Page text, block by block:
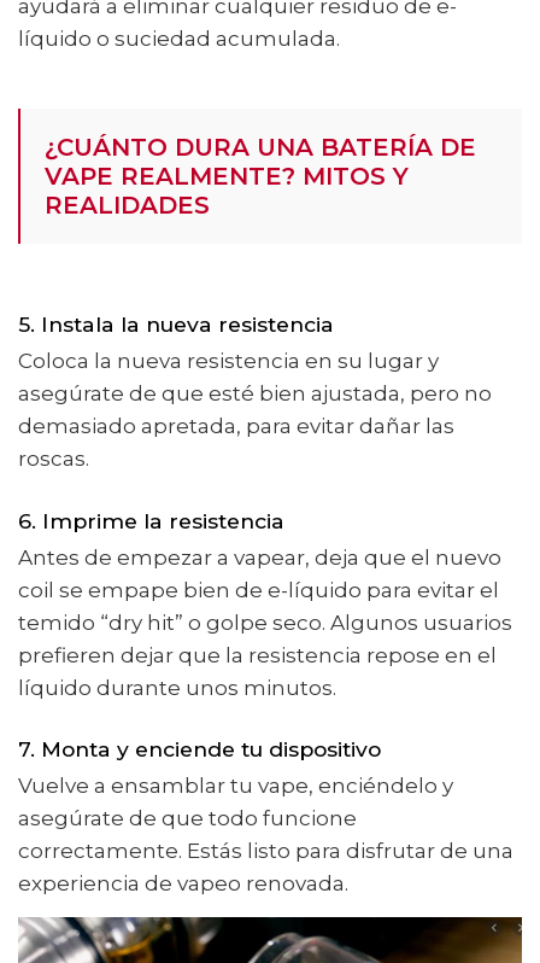
ayudará a eliminar cualquier residuo de e-
líquido o suciedad acumulada.
¿CUÁNTO DURA UNA BATERÍA DE
VAPE REALMENTE? MITOS Y
REALIDADES
5. Instala la nueva resistencia
Coloca la nueva resistencia en su lugar y
asegúrate de que esté bien ajustada, pero no
demasiado apretada, para evitar dañar las
roscas.
6. Imprime la resistencia
Antes de empezar a vapear, deja que el nuevo
coil se empape bien de e-líquido para evitar el
temido “dry hit” o golpe seco. Algunos usuarios
prefieren dejar que la resistencia repose en el
líquido durante unos minutos.
7. Monta y enciende tu dispositivo
Vuelve a ensamblar tu vape, enciéndelo y
asegúrate de que todo funcione
correctamente. Estás listo para disfrutar de una
experiencia de vapeo renovada.